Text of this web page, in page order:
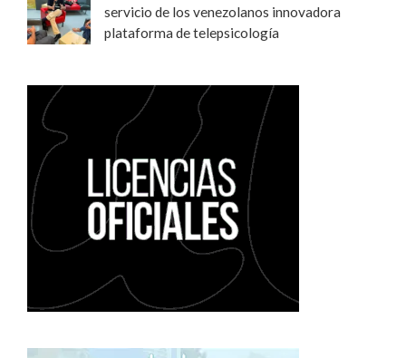
servicio de los venezolanos innovadora
plataforma de telepsicología